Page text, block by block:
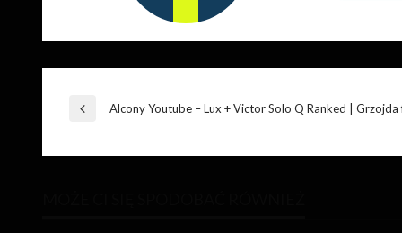
Nawigacja
wpisu
PoprzedniAlcony Youtube – Lux + Victor Solo Q Ranked | Grzojda